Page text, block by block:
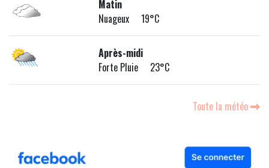
Matin
Nuageux 19°C
Après-midi
Forte Pluie 23°C
Toute la météo